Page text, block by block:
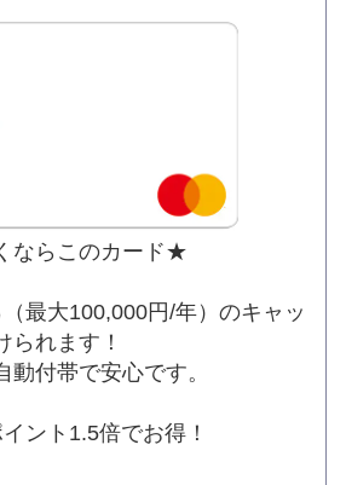
ならこのカード★
最大100,000円/年）のキャッ
られます！
動付帯で安心です。
ント1.5倍でお得！